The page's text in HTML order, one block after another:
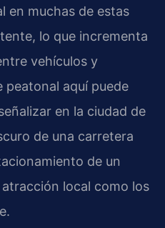
en muchas de estas
lo que incrementa
vehículos y
peatonal aquí puede
en la ciudad de
de una carretera
de un
local como los